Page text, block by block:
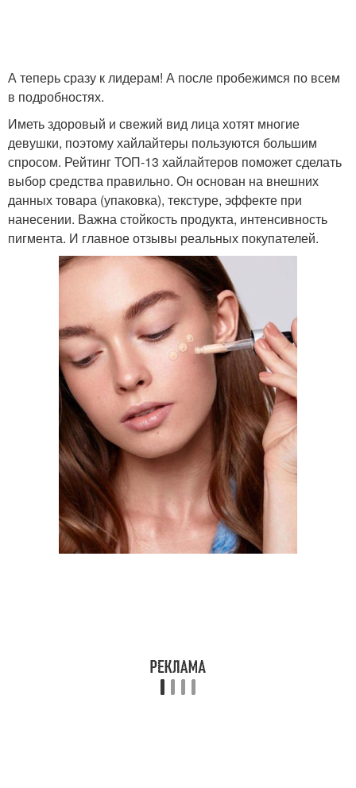
А теперь сразу к лидерам! А после пробежимся по всем
в подробностях.
Иметь здоровый и свежий вид лица хотят многие
девушки, поэтому хайлайтеры пользуются большим
спросом. Рейтинг ТОП-13 хайлайтеров поможет сделать
выбор средства правильно. Он основан на внешних
данных товара (упаковка), текстуре, эффекте при
нанесении. Важна стойкость продукта, интенсивность
пигмента. И главное отзывы реальных покупателей.